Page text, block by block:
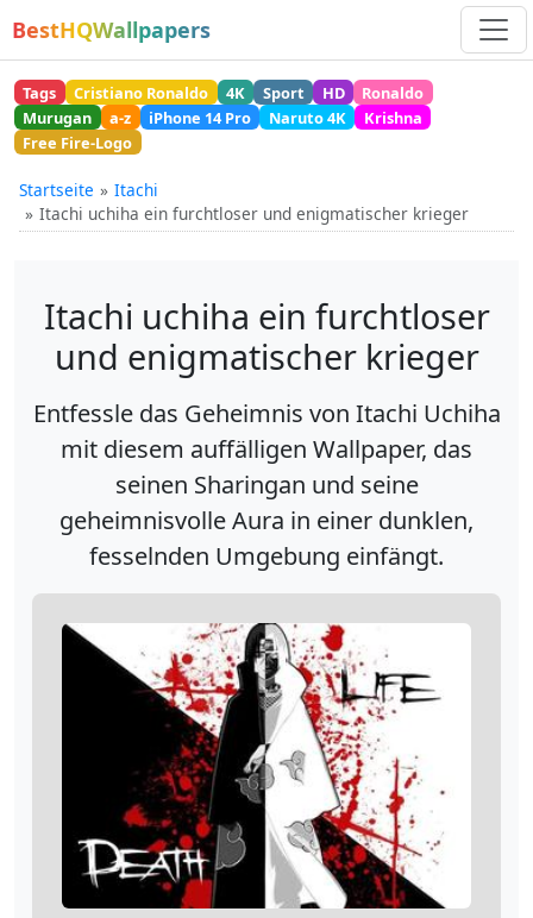
BestHQWallpapers
Tags Cristiano Ronaldo 4K Sport HD
Ronaldo
Murugan
a-z iPhone 14 Pro Naruto 4K
Krishna
Free Fire-Logo
Startseite
Itachi
Itachi uchiha ein furchtloser und enigmatischer krieger
Itachi uchiha ein furchtloser
und enigmatischer krieger
Entfessle das Geheimnis von Itachi Uchiha
mit diesem auffälligen Wallpaper, das
seinen Sharingan und seine
geheimnisvolle Aura in einer dunklen,
fesselnden Umgebung einfängt.